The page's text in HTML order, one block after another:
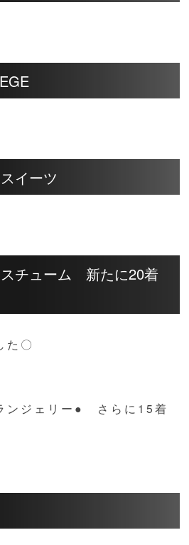
イーツ
チューム 新たに20着
した〇
ンジェリー● さらに15着